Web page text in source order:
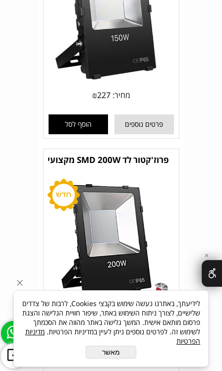
מחיר: ₪227
פרטים נוספים הוסף לסל
פרוז'קטור לד SMD 200W מקצועי
מחיר: ₪338
✕
לידיעתך, באתרנו נעשה שימוש בקבצי Cookies, לרבות של צדדים
שלישיים, לצורך ניתוח השימוש באתר, שיפור חוויית הגלישה והצגת
פרסום מותאם אישית. המשך גלישה באתר מהווה את הסכמתך
לשימוש זה. לפרטים נוספים ניתן לעיין במדיניות הפרטיות. מדיניות
הפרטיות
מאשר